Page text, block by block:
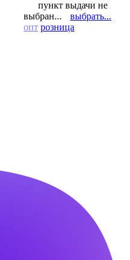
пункт выдачи не
выбран...
выбрать...
опт розница